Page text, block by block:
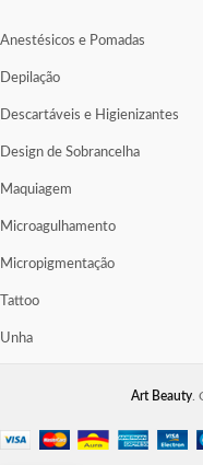
Anestésicos e Pomadas
Depilação
Descartáveis e Higienizantes
Design de Sobrancelha
Maquiagem
Microagulhamento
Micropigmentação
Tattoo
Unha
Art Beauty.